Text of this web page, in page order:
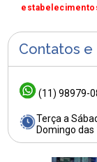
Contatos e
(11) 98979-
Terça a
Domingo das